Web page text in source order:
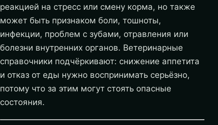
реакцией на стресс или смену корма, но также
может быть признаком боли, тошноты,
инфекции, проблем с зубами, отравления или
болезни внутренних органов. Ветеринарные
справочники подчёркивают: снижение аппетита
и отказ от еды нужно воспринимать серьёзно,
потому что за этим могут стоять опасные
состояния.